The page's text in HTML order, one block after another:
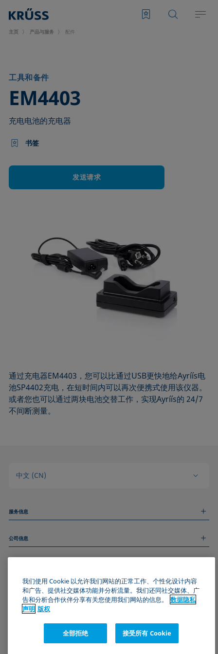
主页 产品与服务 配件
工具和备件
EM4403
–
充电电池的充电器
书签
发送请求
通过充电器EM4403，您可以比通过USB更快地给Ayríís电
池SP4402充电，在短时间内可以再次便携式使用该仪器。
或者您也可以通过两块电池交替工作，实现Ayríís的 24/7
不间断测量。
中文 (CN)
服务信息
技术服务
和我们取得联系
公司信息
关于我们
数据隐私声明
Cookie政策
订阅我们的新闻简报
加入KRÜSS社区
我们使用 Cookie 以允许我们网站的正常工作、个性化设计内容
和广告、提供社交媒体功能并分析流量。我们还同社交媒体、广
告和分析合作伙伴分享有关您使用我们网站的信息。
数据隐私
声明 版权
全部拒绝 接受所有 Cookie